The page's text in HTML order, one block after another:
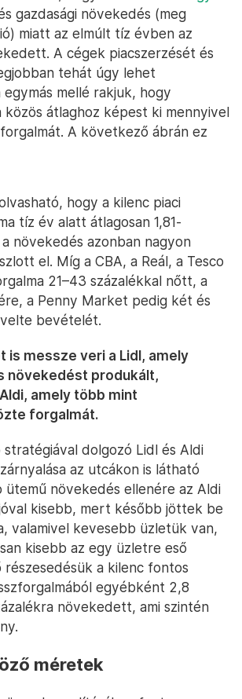
gazdasági növekedés (meg
miatt az elmúlt tíz évben az
A cégek piacszerzését és
tehát úgy lehet
mellé rakjuk, hogy
közös átlaghoz képest ki mennyivel
A következő ábrán ez
hogy a kilenc piaci
tíz év alatt átlagosan 1,81-
növekedés azonban nagyon
el. Míg a CBA, a Reál, a Tesco
21–43 százalékkal nőtt, a
a Penny Market pedig két és
bevételét.
is messze veri a Lidl, amely
növekedést produkált,
amely több mint
forgalmát.
stratégiával dolgozó Lidl és Aldi
az utcákon is látható
növekedés ellenére az Aldi
kisebb, mert később jöttek be
valamivel kevesebb üzletük van,
kisebb az egy üzletre eső
a kilenc fontos
egyébként 2,8
növekedett, ami szintén
méretek